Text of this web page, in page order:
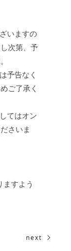
いますの
次第、予
予告なく
ご了承く
てはオン
さいま
すよう
next